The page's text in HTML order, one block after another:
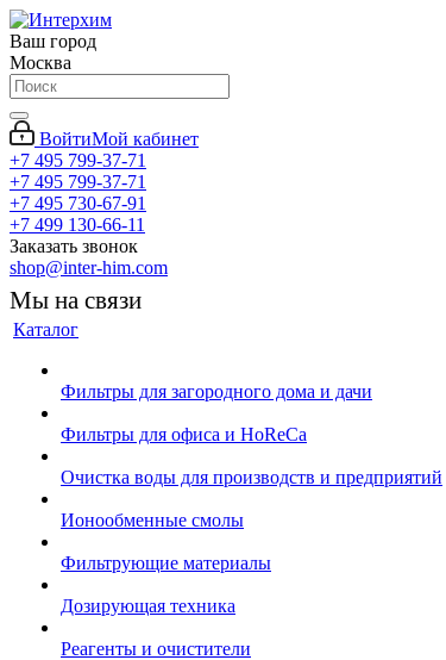
Ваш город
Москва
ВойтиМой кабинет
+7 495 799-37-71
+7 495 799-37-71
+7 495 730-67-91
+7 499 130-66-11
Заказать звонок
shop@inter-him.com
Мы на связи
Каталог
Фильтры для загородного дома и дачи
Фильтры для офиса и HoReCa
Очистка воды для производств и предприятий
Ионообменные смолы
Фильтрующие материалы
Дозирующая техника
Реагенты и очистители